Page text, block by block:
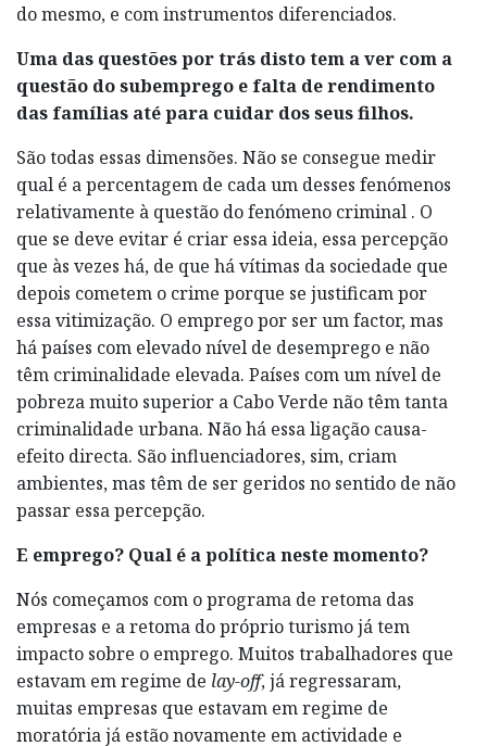
do mesmo, e com instrumentos diferenciados.
Uma das questões por trás disto tem a ver com a
questão do subemprego e falta de rendimento
das famílias até para cuidar dos seus filhos.
São todas essas dimensões. Não se consegue medir
qual é a percentagem de cada um desses fenómenos
relativamente à questão do fenómeno criminal . O
que se deve evitar é criar essa ideia, essa percepção
que às vezes há, de que há vítimas da sociedade que
depois cometem o crime porque se justificam por
essa vitimização. O emprego por ser um factor, mas
há países com elevado nível de desemprego e não
têm criminalidade elevada. Países com um nível de
pobreza muito superior a Cabo Verde não têm tanta
criminalidade urbana. Não há essa ligação causa-
efeito directa. São influenciadores, sim, criam
ambientes, mas têm de ser geridos no sentido de não
passar essa percepção.
E emprego? Qual é a política neste momento?
Nós começamos com o programa de retoma das
empresas e a retoma do próprio turismo já tem
impacto sobre o emprego. Muitos trabalhadores que
estavam em regime de lay-off, já regressaram,
muitas empresas que estavam em regime de
moratória já estão novamente em actividade e